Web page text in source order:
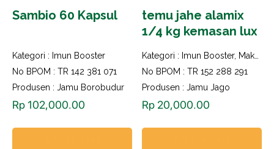
Sambio 60 Kapsul
Kategori : Imun Booster
No BPOM : TR 142 381 071
Produsen : Jamu Borobudur
Rp102,000.00
temu jahe alamix
1/4 kg kemasan lux
Kategori : Imun Booster, Makanan dan Minuman Herbal
No BPOM : TR 152 288 291
Produsen : Jamu Jago
Rp 20,000.00